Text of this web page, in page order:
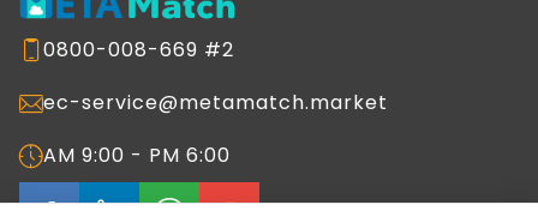
0800-008-669 #2
ec-service@metamatch.market
AM 9:00 - PM 6:00